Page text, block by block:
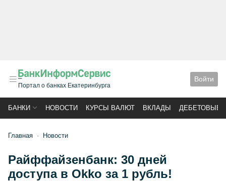
Портал о банках Екатеринбурга
Войти
БАНКИ НОВОСТИ КУРСЫ ВАЛЮТ ВКЛАДЫ ДЕБЕТОВЫЕ
Главная Новости
Райффайзенбанк: 30 дней
доступа в Okko за 1 рубль!